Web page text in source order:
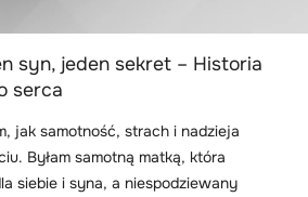
syn, jeden sekret – Historia
serca
jak samotność, strach i nadzieja
Byłam samotną matką, która
siebie i syna, a niespodziewany